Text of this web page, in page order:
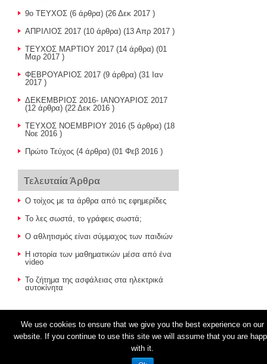
9o TEYXOΣ (6 άρθρα) (26 Δεκ 2017 )
ΑΠΡΙΛΙΟΣ 2017 (10 άρθρα) (13 Απρ 2017 )
ΤΕΥΧΟΣ ΜΑΡΤΙΟΥ 2017 (14 άρθρα) (01
Μαρ 2017 )
ΦΕΒΡΟΥΑΡΙΟΣ 2017 (9 άρθρα) (31 Ιαν
2017 )
ΔΕΚΕΜΒΡΙΟΣ 2016- ΙΑΝΟΥΑΡΙΟΣ 2017
(12 άρθρα) (22 Δεκ 2016 )
ΤΕΥΧΟΣ ΝΟΕΜΒΡΙΟΥ 2016 (5 άρθρα) (18
Νοε 2016 )
Πρώτο Τεύχος (4 άρθρα) (01 Φεβ 2016 )
Τελευταία Άρθρα
Ο τοίχος με τα άρθρα από τις εφημερίδες
Το λες σωστά, το γράφεις σωστά;
O αθλητισμός είναι σύμμαχος των παιδιών
Η ιστορία των μαθηματικών μέσα από ένα
video
Το ζήτημα της ασφάλειας στα ηλεκτρικά
αυτοκίνητα
© 2026ΑΠΟΨΗ
We use cookies to ensure that we give you the best experience on our
website. If you continue to use this site we will assume that you are
with it.